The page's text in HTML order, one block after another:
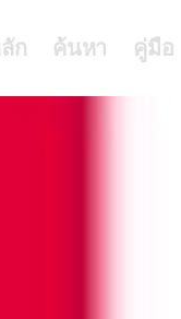
ก ค้นหา คู่มือ